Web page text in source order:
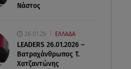
Νάστος
26.01.26 ΕΛΛΑΔΑ
LEADERS 26.01.2026 –
Βατραχάνθρωπος Τ.
Χατζαντώνης